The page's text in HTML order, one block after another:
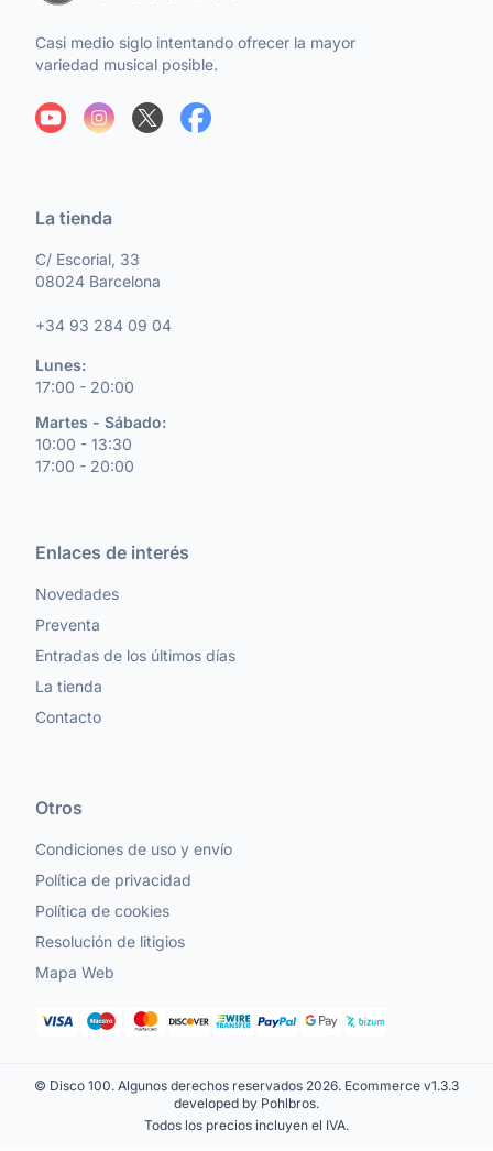
Casi medio siglo intentando ofrecer la mayor
variedad musical posible.
La tienda
C/ Escorial, 33
08024 Barcelona
+34 93 284 09 04
Lunes:
17:00 - 20:00
Martes - Sábado:
10:00 - 13:30
17:00 - 20:00
Enlaces de interés
Novedades
Preventa
Entradas de los últimos días
La tienda
Contacto
Otros
Condiciones de uso y envío
Política de privacidad
Política de cookies
Resolución de litigios
Mapa Web
© Disco 100. Algunos derechos reservados 2026. Ecommerce v1.3.3
developed by Pohlbros.
Todos los precios incluyen el IVA.